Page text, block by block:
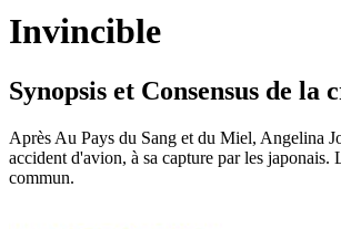
Invincible
Synopsis et Consensus de la
Après Au Pays du Sang et du Miel, Angelina
accident d'avion, à sa capture par les
commun.